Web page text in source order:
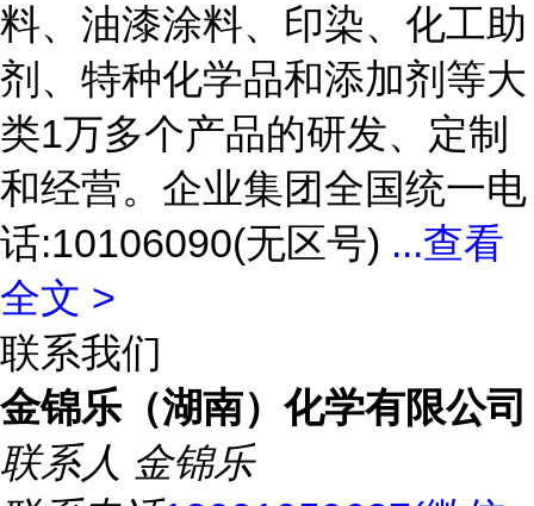
料、油漆涂料、印染、化工助
剂、特种化学品和添加剂等大
类1万多个产品的研发、定制
和经营。企业集团全国统一电
话:10106090(无区号) ...查看
全文 >
联系我们
金锦乐（湖南）化学有限公司
联系人 金锦乐